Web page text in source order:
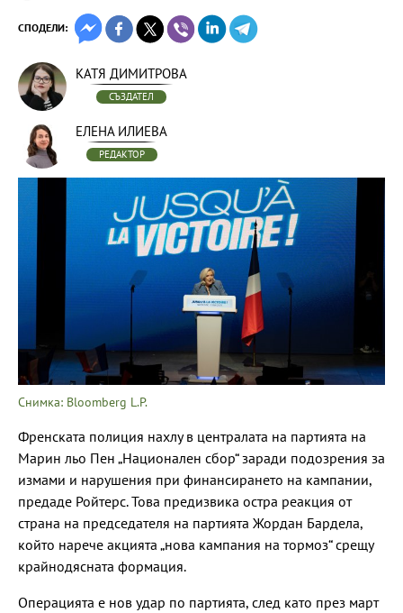
СПОДЕЛИ:
КАТЯ ДИМИТРОВА
СЪЗДАТЕЛ
ЕЛЕНА ИЛИЕВА
РЕДАКТОР
Снимка: Bloomberg L.P.
Френската полиция нахлу в централата на партията на
Марин льо Пен „Национален сбор“ заради подозрения за
измами и нарушения при финансирането на кампании,
предаде Ройтерс. Това предизвика остра реакция от
страна на председателя на партията Жордан Бардела,
който нарече акцията „нова кампания на тормоз“ срещу
крайнодясната формация.
Операцията е нов удар по партията, след като през март